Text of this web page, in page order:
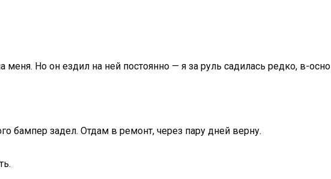
Но он ездил на ней постоянно — я за руль садилась редко, в-
бампер задел. Отдам в ремонт, через пару дней верну.